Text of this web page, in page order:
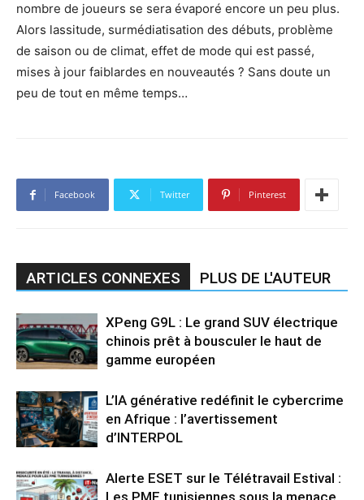
nombre de joueurs se sera évaporé encore un peu plus.
Alors lassitude, surmédiatisation des débuts, problème
de saison ou de climat, effet de mode qui est passé,
mises à jour faiblardes en nouveautés ? Sans doute un
peu de tout en même temps…
Facebook Twitter Pinterest
ARTICLES CONNEXES PLUS DE L'AUTEUR
XPeng G9L : Le grand SUV électrique
chinois prêt à bousculer le haut de
gamme européen
L’IA générative redéfinit le cybercrime
en Afrique : l’avertissement
d’INTERPOL
Alerte ESET sur le Télétravail Estival :